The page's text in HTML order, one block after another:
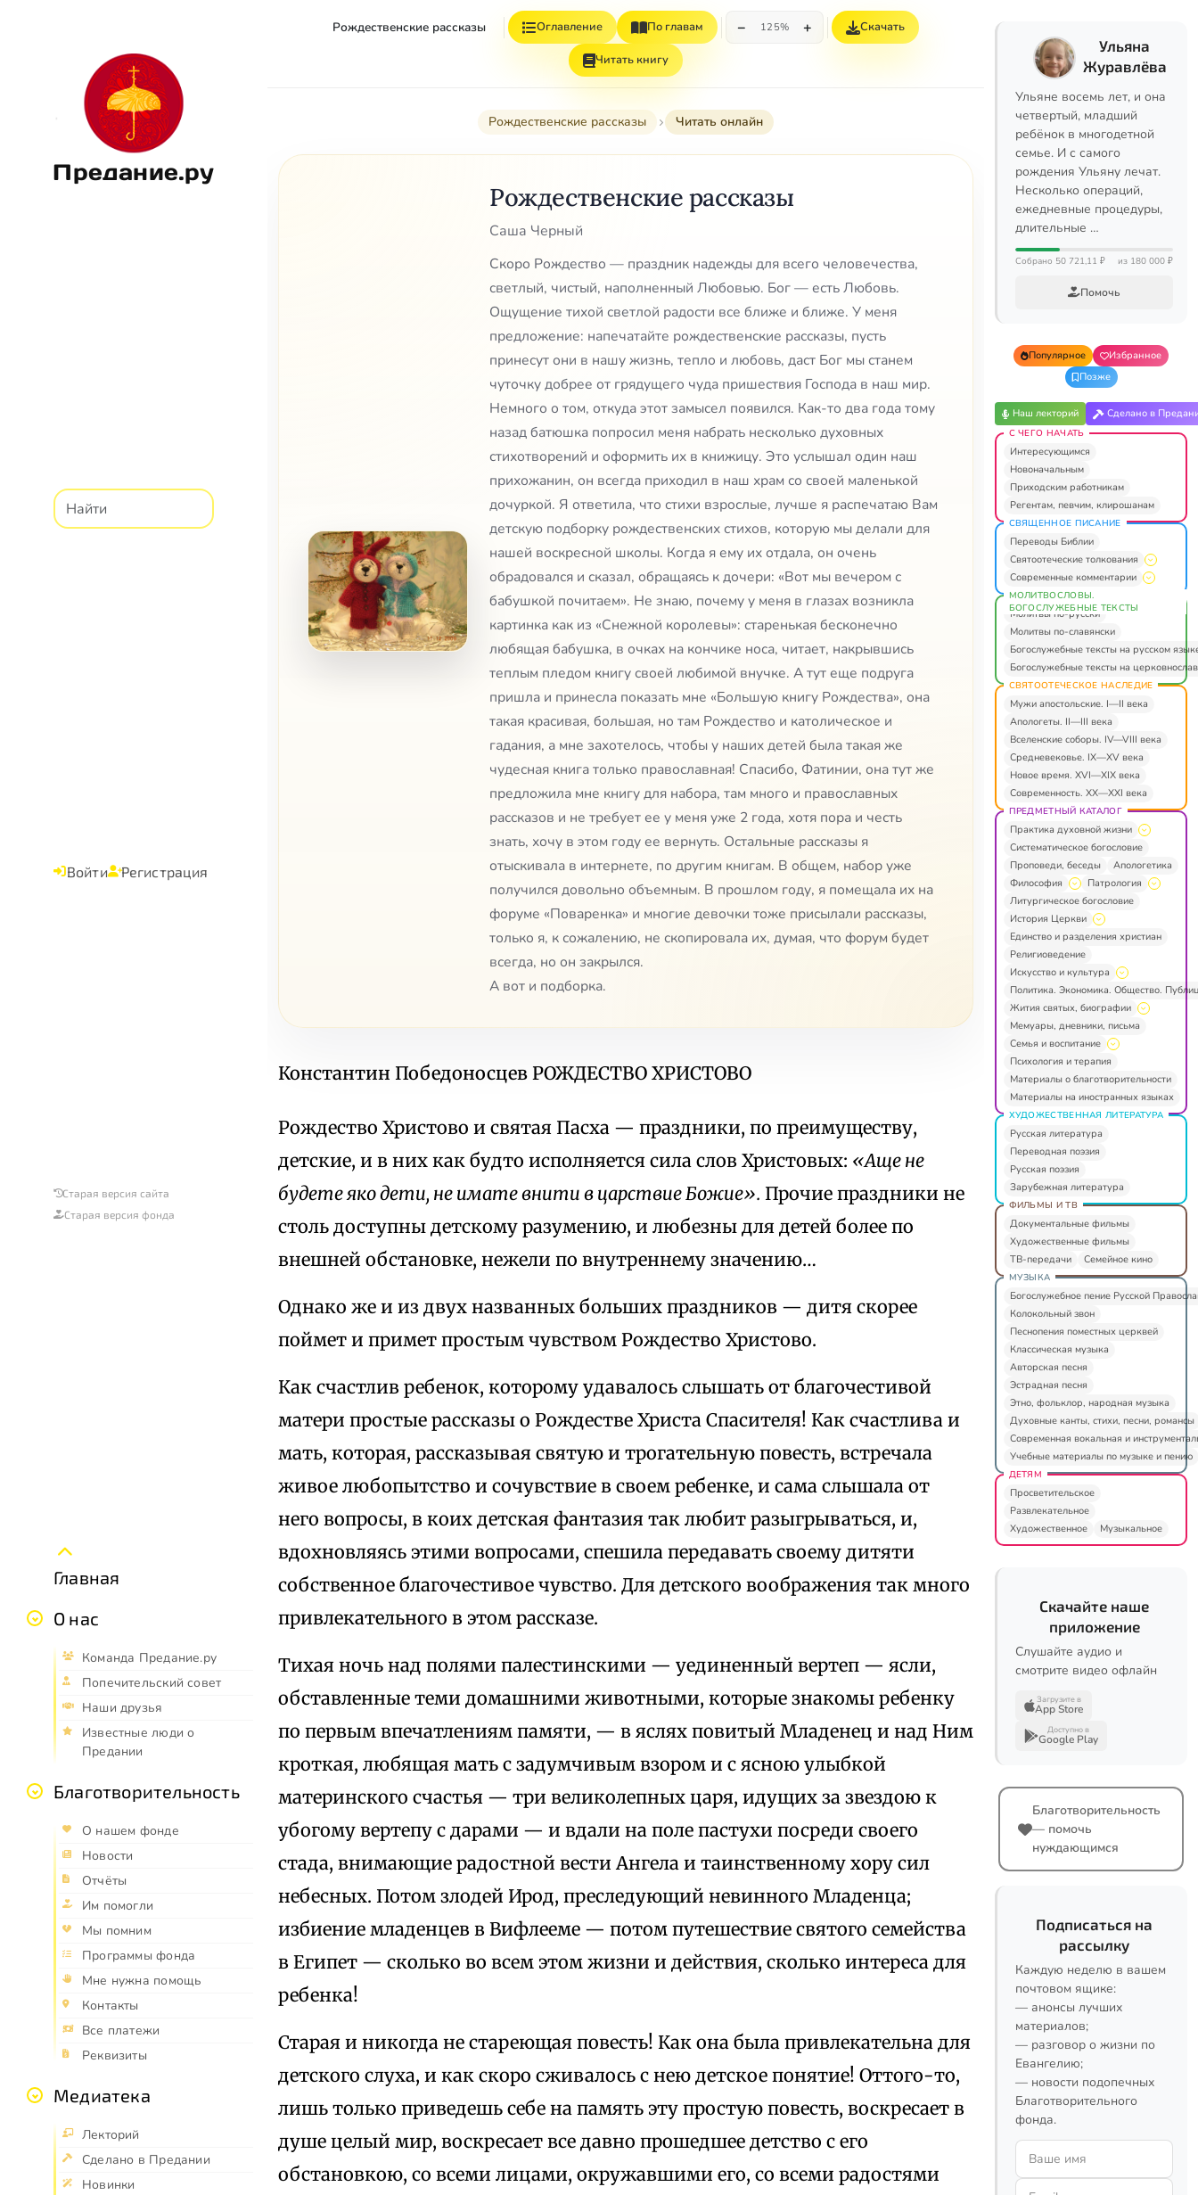
Предание.ру
Войти Регистрация
Старая версия сайта
Старая версия фонда
Главная
О нас
Команда Предание.ру
Попечительский совет
Наши друзья
Известные люди о
Предании
Благотворительность
О нашем фонде
Новости
Отчёты
Им помогли
Мы помним
Программы фонда
Мне нужна помощь
Контакты
Все платежи
Реквизиты
Медиатека
Лекторий
Сделано в Предании
Новинки
Рождественские рассказы Оглавление По главам − 125% + Скачать
Читать книгу
Рождественские рассказы Читать онлайн
Рождественские рассказы
Саша Черный
Скоро Рождество — праздник надежды для всего человечества,
светлый, чистый, наполненный Любовью. Бог — есть Любовь.
Ощущение тихой светлой радости все ближе и ближе. У меня
предложение: напечатайте рождественские рассказы, пусть
принесут они в нашу жизнь, тепло и любовь, даст Бог мы станем
чуточку добрее от грядущего чуда пришествия Господа в наш мир.
Немного о том, откуда этот замысел появился. Как-то два года тому
назад батюшка попросил меня набрать несколько духовных
стихотворений и оформить их в книжицу. Это услышал один наш
прихожанин, он всегда приходил в наш храм со своей маленькой
дочуркой. Я ответила, что стихи взрослые, лучше я распечатаю Вам
детскую подборку рождественских стихов, которую мы делали для
нашей воскресной школы. Когда я ему их отдала, он очень
обрадовался и сказал, обращаясь к дочери: «Вот мы вечером с
бабушкой почитаем». Не знаю, почему у меня в глазах возникла
картинка как из «Снежной королевы»: старенькая бесконечно
любящая бабушка, в очках на кончике носа, читает, накрывшись
теплым пледом книгу своей любимой внучке. А тут еще подруга
пришла и принесла показать мне «Большую книгу Рождества», она
такая красивая, большая, но там Рождество и католическое и
гадания, а мне захотелось, чтобы у наших детей была такая же
чудесная книга только православная! Спасибо, Фатинии, она тут же
предложила мне книгу для набора, там много и православных
рассказов и не требует ее у меня уже 2 года, хотя пора и честь
знать, хочу в этом году ее вернуть. Остальные рассказы я
отыскивала в интернете, по другим книгам. В общем, набор уже
получился довольно объемным. В прошлом году, я помещала их на
форуме «Поваренка» и многие девочки тоже присылали рассказы,
только я, к сожалению, не скопировала их, думая, что форум будет
всегда, но он закрылся.
А вот и подборка.
Константин Победоносцев РОЖДЕСТВО ХРИСТОВО
Рождество Христово и святая Пасха — праздники, по преимуществу,
детские, и в них как будто исполняется сила слов Христовых: «Аще не
будете яко дети, не имате внити в царствие Божие». Прочие праздники не
столь доступны детскому разумению, и любезны для детей более по
внешней обстановке, нежели по внутреннему значению…
Однако же и из двух названных больших праздников — дитя скорее
поймет и примет простым чувством Рождество Христово.
Как счастлив ребенок, которому удавалось слышать от благочестивой
матери простые рассказы о Рождестве Христа Спасителя! Как счастлива и
мать, которая, рассказывая святую и трогательную повесть, встречала
живое любопытство и сочувствие в своем ребенке, и сама слышала от
него вопросы, в коих детская фантазия так любит разыгрываться, и,
вдохновляясь этими вопросами, спешила передавать своему дитяти
собственное благочестивое чувство. Для детского воображения так много
привлекательного в этом рассказе.
Тихая ночь над полями палестинскими — уединенный вертеп — ясли,
обставленные теми домашними животными, которые знакомы ребенку
по первым впечатлениям памяти, — в яслях повитый Младенец и над Ним
кроткая, любящая мать с задумчивым взором и с ясною улыбкой
материнского счастья — три великолепных царя, идущих за звездою к
убогому вертепу с дарами — и вдали на поле пастухи посреди своего
стада, внимающие радостной вести Ангела и таинственному хору сил
небесных. Потом злодей Ирод, преследующий невинного Младенца;
избиение младенцев в Вифлееме — потом путешествие святого семейства
в Египет — сколько во всем этом жизни и действия, сколько интереса для
ребенка!
Старая и никогда не стареющая повесть! Как она была привлекательна для
детского слуха, и как скоро сживалось с нею детское понятие! Оттого-то,
лишь только приведешь себе на память эту простую повесть, воскресает в
душе целый мир, воскресает все давно прошедшее детство с его
обстановкою, со всеми лицами, окружавшими его, со всеми радостями
Ульяна
Журавлёва
Ульяне восемь лет, и она
четвертый, младший
ребёнок в многодетной
семье. И с самого
рождения Ульяну лечат.
Несколько операций,
ежедневные процедуры,
длительные …
Собрано 50 721,11 ₽ из 180 000 ₽
Помочь
Популярное
Избранное
Позже
Наш лекторий Сделано в
С ЧЕГО НАЧАТЬ
Интересующимся
Новоначальным
Приходским работникам
Регентам, певчим, клирошанам
СВЯЩЕННОЕ ПИСАНИЕ
Переводы Библии
Святоотеческие толкования
Современные комментарии
МОЛИТВОСЛОВЫ.
БОГОСЛУЖЕБНЫЕ ТЕКСТЫ
Молитвы по-русски
Молитвы по-славянски
Богослужебные тексты на русском
Богослужебные тексты на
СВЯТООТЕЧЕСКОЕ НАСЛЕДИЕ
Мужи апостольские. I—II века
Апологеты. II—III века
Вселенские соборы. IV—VIII века
Средневековье. IX—XV века
Новое время. XVI—XIX века
Современность. XX—XXI века
ПРЕДМЕТНЫЙ КАТАЛОГ
Практика духовной жизни
Систематическое богословие
Проповеди, беседы
Апологетика
Философия
Патрология
Литургическое богословие
История Церкви
Единство и разделения христиан
Религиоведение
Искусство и культура
Политика. Экономика. Общество.
Жития святых, биографии
Мемуары, дневники, письма
Семья и воспитание
Психология и терапия
Материалы о благотворительности
Материалы на иностранных языках
ХУДОЖЕСТВЕННАЯ ЛИТЕРАТУРА
Русская литература
Переводная поэзия
Русская поэзия
Зарубежная литература
ФИЛЬМЫ И ТВ
Документальные фильмы
Художественные фильмы
ТВ-передачи
Семейное кино
МУЗЫКА
Богослужебное пение Русской
Колокольный звон
Песнопения поместных церквей
Классическая музыка
Авторская песня
Эстрадная песня
Этно, фольклор, народная музыка
Духовные канты, стихи, песни, романсы
Современная вокальная и
Учебные материалы по музыке и пению
ДЕТЯМ
Просветительское
Развлекательное
Художественное
Музыкальное
Скачайте наше
приложение
Слушайте аудио и
смотрите видео офлайн
Загрузите в
App Store
Доступно в
Google Play
Благотворительность
— помочь
нуждающимся
Подписаться на
рассылку
Каждую неделю в вашем
почтовом ящике:
— анонсы лучших
материалов;
— разговор о жизни по
Евангелию;
— новости подопечных
Благотворительного
фонда.